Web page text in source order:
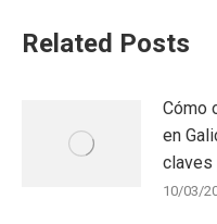
Related Posts
Cómo
en
claves
10/03/